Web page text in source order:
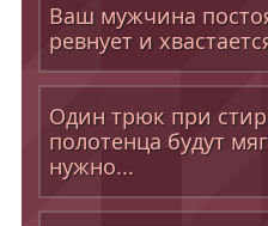
Ваш мужчина
ревнует и
Один трюк при
полотенца будут
нужно...